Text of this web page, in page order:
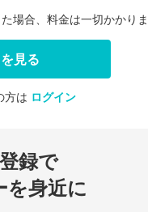
場合、料金は一切かかり
見る
方は ログイン
録で
を身近に